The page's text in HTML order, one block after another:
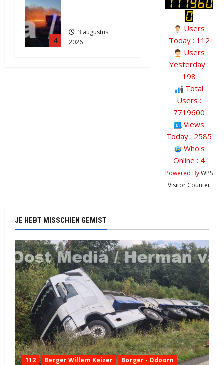
4
3 augustus
2026
Users
Today : 112
Users
Yesterday :
198
Total
Users :
7719600
Views
Today : 2585
Who's
Online : 4
Powered ByWPS
Visitor Counter
JE HEBT MISSCHIEN GEMIST
112 Berger Willem Keizer
Borger - Odoorn